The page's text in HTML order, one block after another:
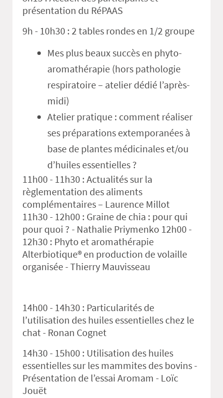
présentation du RéPAAS
9h - 10h30 : 2 tables rondes en 1/2 groupe
Mes plus beaux succès en phyto-
aromathérapie (hors pathologie
respiratoire – atelier dédié l’après-
midi)
Atelier pratique : comment réaliser
ses préparations extemporanées à
base de plantes médicinales et/ou
d’huiles essentielles ?
11h00 - 11h30 : Actualités sur la
règlementation des aliments
complémentaires – Laurence Millot
11h30 - 12h00 : Graine de chia : pour qui
pour quoi ? - Nathalie Priymenko 12h00 -
12h30 : Phyto et aromathérapie
Alterbiotique® en production de volaille
organisée - Thierry Mauvisseau
14h00 - 14h30 : Particularités de
l’utilisation des huiles essentielles chez le
chat - Ronan Cognet
14h30 - 15h00 : Utilisation des huiles
essentielles sur les mammites des bovins -
Présentation de l’essai Aromam - Loïc
Jouët